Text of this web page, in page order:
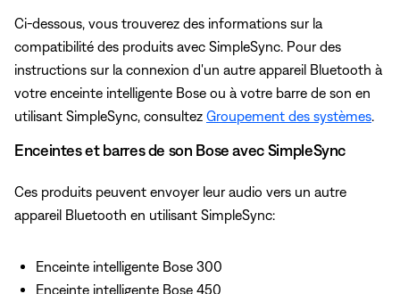
Ci-dessous, vous trouverez des informations sur la
compatibilité des produits avec SimpleSync. Pour des
instructions sur la connexion d'un autre appareil Bluetooth à
votre enceinte intelligente Bose ou à votre barre de son en
utilisant SimpleSync, consultez Groupement des systèmes.
Enceintes et barres de son Bose avec SimpleSync
Ces produits peuvent envoyer leur audio vers un autre
appareil Bluetooth en utilisant SimpleSync:
Enceinte intelligente Bose 300
Enceinte intelligente Bose 450